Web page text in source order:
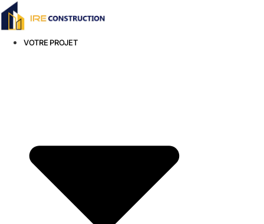
Aller
VOTRE PROJET